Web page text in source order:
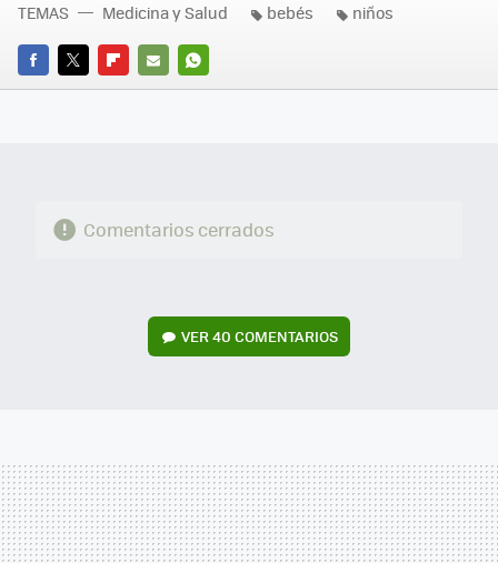
FACEBOOK
TWITTERFLIPBOARD
E-
WHATSAPP
TEMAS Medicina y Salud bebés niños
Comentarios cerrados
VER40 COMENTARIOS